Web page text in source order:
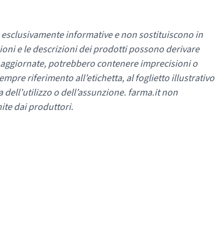
informative e non sostituiscono in
e le descrizioni dei prodotti possono derivare
potrebbero contenere imprecisioni o
riferimento all’etichetta, al foglietto illustrativo
o dell’assunzione. farma.it non
dai produttori.